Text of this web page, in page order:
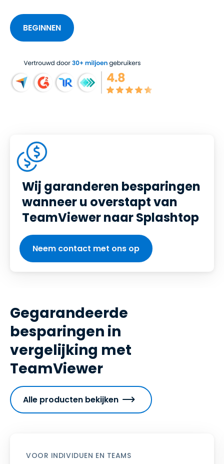
BEGINNEN
Wij garanderen besparingen
wanneer u overstapt van
TeamViewer naar Splashtop
Neem contact met ons op
Gegarandeerde
besparingen in
vergelijking met
TeamViewer
Alle producten bekijken
VOOR INDIVIDUEN EN TEAMS